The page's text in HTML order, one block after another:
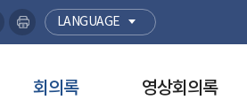
LANGUAGE
회의록 영상회의록